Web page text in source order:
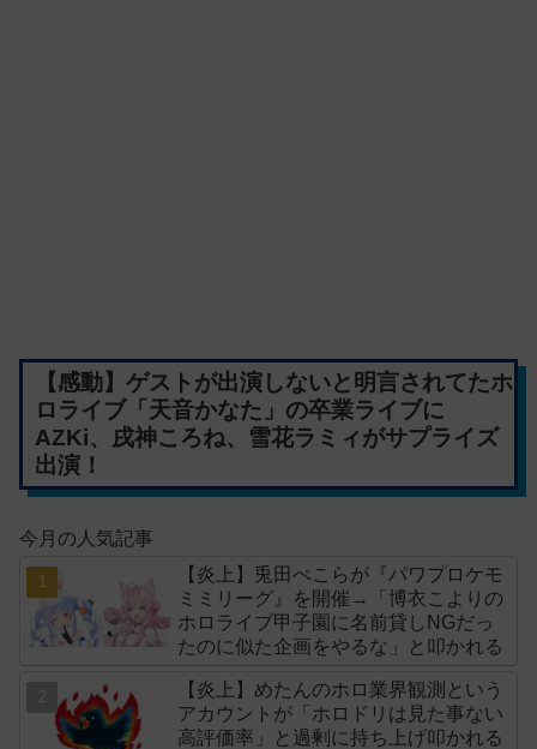
【感動】ゲストが出演しないと明言されてたホ
ロライブ「天音かなた」の卒業ライブに
AZKi、戌神ころね、雪花ラミィがサプライズ
出演！
今月の人気記事
【炎上】兎田ぺこらが『パワプロケモ
ミミリーグ』を開催→「博衣こよりの
ホロライブ甲子園に名前貸しNGだっ
たのに似た企画をやるな」と叩かれる
【炎上】めたんのホロ業界観測という
アカウントが「ホロドリは見た事ない
高評価率」と過剰に持ち上げ叩かれる